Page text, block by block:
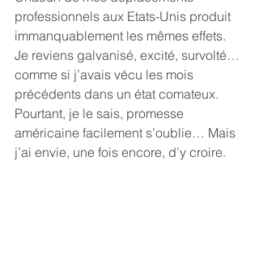
professionnels aux Etats-Unis produit
immanquablement les mêmes effets.
Je reviens galvanisé, excité, survolté…
comme si j’avais vécu les mois
précédents dans un état comateux.
Pourtant, je le sais, promesse
américaine facilement s’oublie… Mais
j’ai envie, une fois encore, d’y croire.